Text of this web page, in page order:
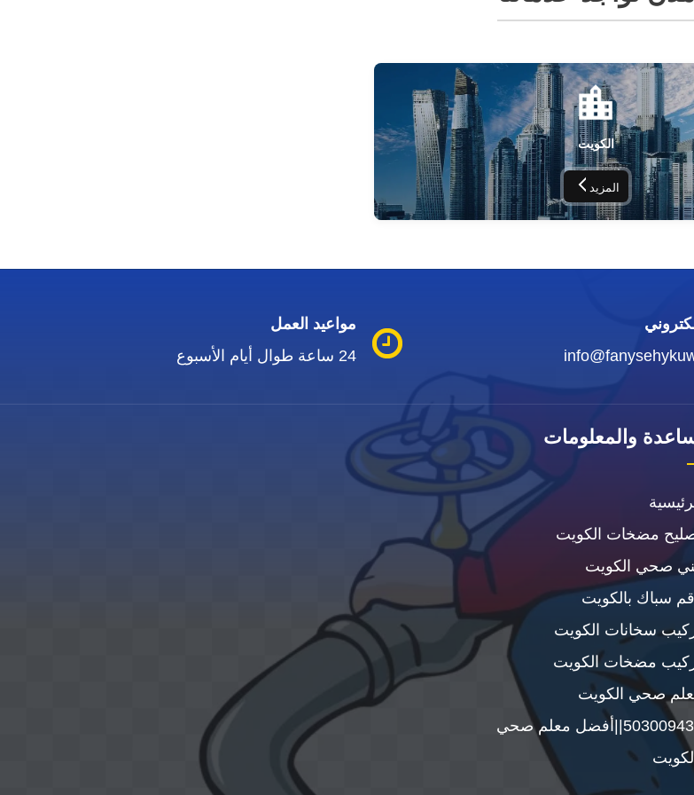
الكويت
المزيد
مواعيد العمل
24 ساعة طوال أيام الأسبوع
والمعلومات
مضخات الكويت
صحي الكويت
سباك بالكويت
سخانات الكويت
مضخات الكويت
صحي الكويت
||50300943||أفضل معلم صحي